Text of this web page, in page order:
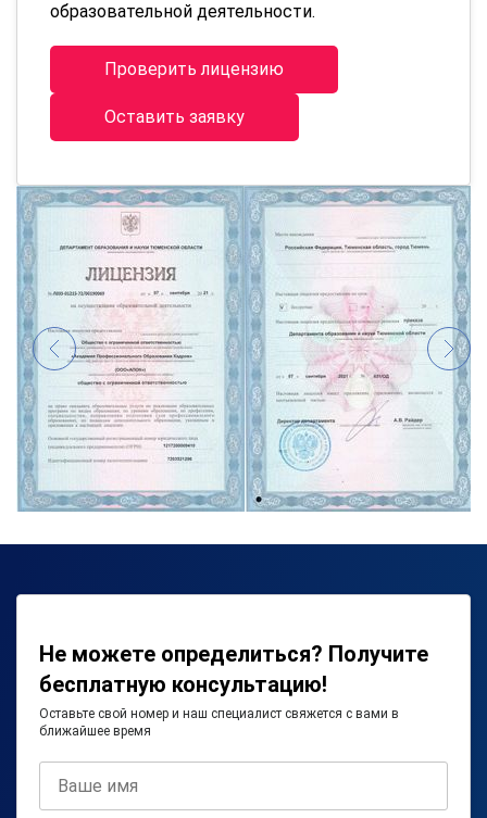
образовательной деятельности.
Проверить лицензию
Оставить заявку
Не можете определиться? Получите
бесплатную консультацию!
Оставьте свой номер и наш специалист свяжется с вами в
ближайшее время